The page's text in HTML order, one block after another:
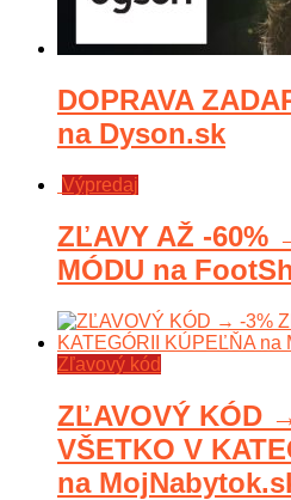
DOPRAVA
na Dyson.sk
Výpredaj
ZĽAVY AŽ -60%
MÓDU na
Zľavový kód
ZĽAVOVÝ KÓD
VŠETKO V
na